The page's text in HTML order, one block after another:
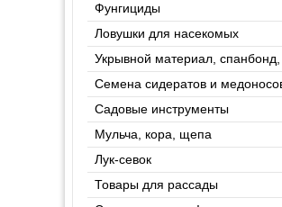
Фунгициды
Ловушки для насекомых
Укрывной материал, спанбонд,
агроспан
Семена сидератов и
Садовые инструменты
Мульча, кора, щепа
Лук-севок
Товары для рассады